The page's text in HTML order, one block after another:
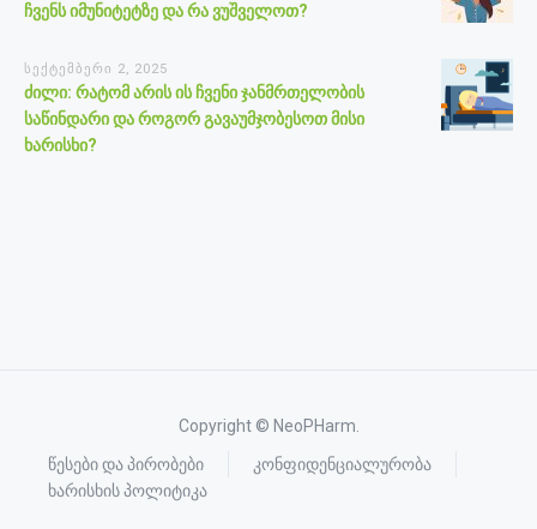
ჩვენს იმუნიტეტზე და რა ვუშველოთ?
სექტემბერი 2, 2025
ძილი: რატომ არის ის ჩვენი ჯანმრთელობის
საწინდარი და როგორ გავაუმჯობესოთ მისი
ხარისხი?
Copyright © NeoPHarm.
წესები და პირობები
კონფიდენციალურობა
ხარისხის პოლიტიკა